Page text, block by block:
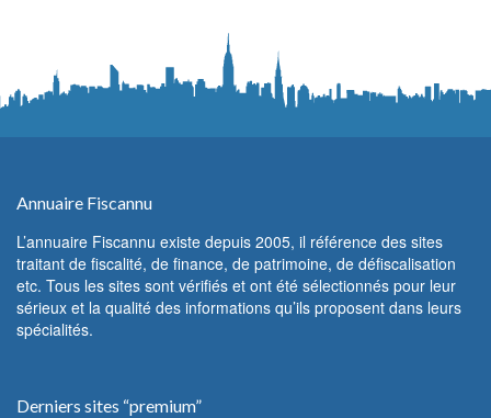
Annuaire Fiscannu
L’annuaire Fiscannu existe depuis 2005, il référence des sites
traitant de fiscalité, de finance, de patrimoine, de défiscalisation
etc. Tous les sites sont vérifiés et ont été sélectionnés pour leur
sérieux et la qualité des informations qu’ils proposent dans leurs
spécialités.
Derniers sites “premium”